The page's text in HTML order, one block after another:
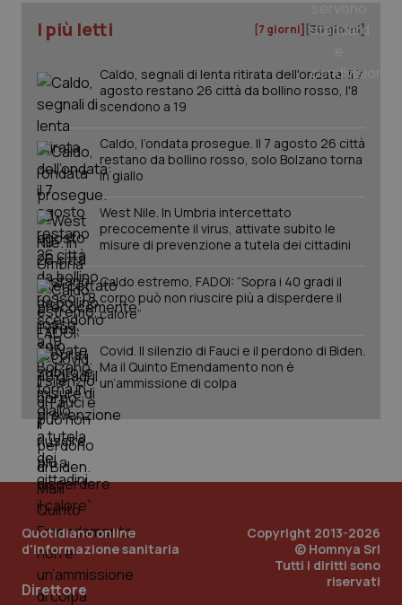
I più letti [7 giorni] [30 giorni]
Caldo, segnali di lenta ritirata dell'ondata: il 7
agosto restano 26 città da bollino rosso, l'8
scendono a 19
Caldo, l’ondata prosegue. Il 7 agosto 26 città
restano da bollino rosso, solo Bolzano torna
in giallo
West Nile. In Umbria intercettato
precocemente il virus, attivate subito le
misure di prevenzione a tutela dei cittadini
Caldo estremo, FADOI: “Sopra i 40 gradi il
corpo può non riuscire più a disperdere il
calore”
Covid. Il silenzio di Fauci e il perdono di Biden.
Ma il Quinto Emendamento non è
un’ammissione di colpa
Quotidiano online
d'informazione sanitaria
Direttore
Copyright 2013-2026
© Homnya Srl
Tutti i diritti sono
riservati
PHPSESSID
_ga_KM60CM4NPH